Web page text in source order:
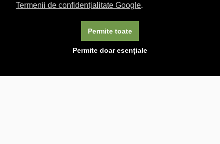
Termenii de confidențialitate Google.
Permite doar esențiale
Permite toate
exprimați acordul asupra folosirii cookie-urilor.